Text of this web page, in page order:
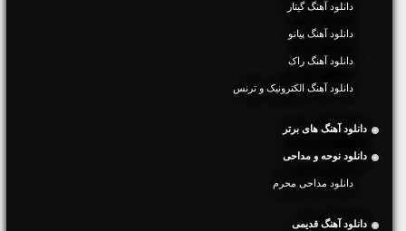
دانلود آهنگ گیتار
دانلود آهنگ پیانو
دانلود آهنگ راک
دانلود آهنگ الکترونیک و ترنس
دانلود آهنگ های برتر
دانلود نوحه و مداحی
دانلود مداحی محرم
دانلود آهنگ قدیمی